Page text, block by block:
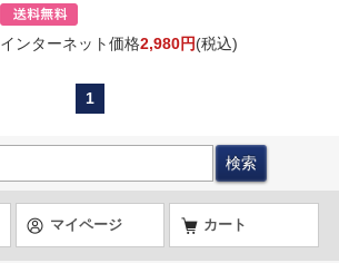
インターネット価格2,980円(税込)
1
マイページ カート